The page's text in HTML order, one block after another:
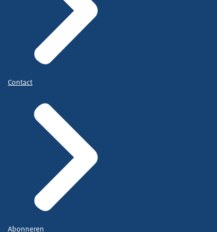
Contact
Abonneren